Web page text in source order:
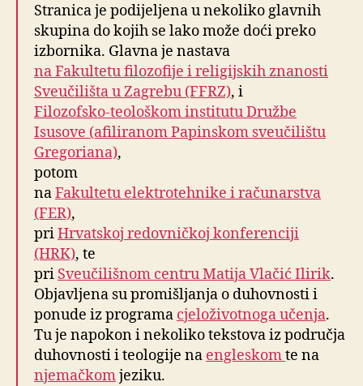
Stranica je podijeljena u nekoliko glavnih
skupina do kojih se lako može doći preko
izbornika. Glavna je nastava
na Fakultetu filozofije i religijskih znanosti
Sveučilišta u Zagrebu (FFRZ), i
Filozofsko-teološkom institutu Družbe
Isusove (afiliranom Papinskom sveučilištu
Gregoriana),
potom
naFakultetu elektrotehnike i računarstva
(FER),
priHrvatskoj redovničkoj konferenciji
(HRK), te
pri Sveučilišnom centru Matija Vlačić Ilirik.
Objavljena su promišljanja o duhovnosti i
ponude iz programa cjeloživotnoga učenja.
Tu je napokon i nekoliko tekstova iz područja
duhovnosti i teologije na engleskomte na
njemačkomjeziku.